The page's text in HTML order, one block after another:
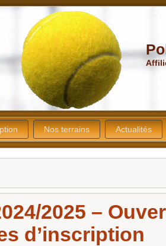
Nos terrains Actualités
2025 –
d’inscription